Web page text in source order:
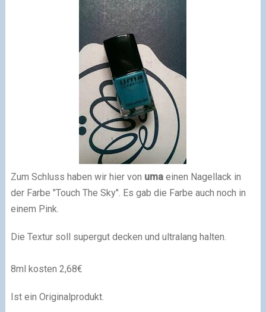
Zum Schluss haben wir hier von umaeinen Nagellack in
der Farbe "Touch The Sky". Es gab die Farbe auch noch in
einem Pink.
Die Textur soll supergut decken und ultralang halten.
8ml kosten 2,68€
Ist ein Originalprodukt.